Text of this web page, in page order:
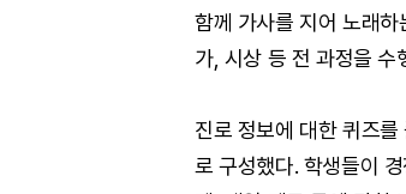
함께 가사를 지어 노래
가, 시상 등 전 과정을 수
진로 정보에 대한 퀴즈
로 구성했다. 학생들이